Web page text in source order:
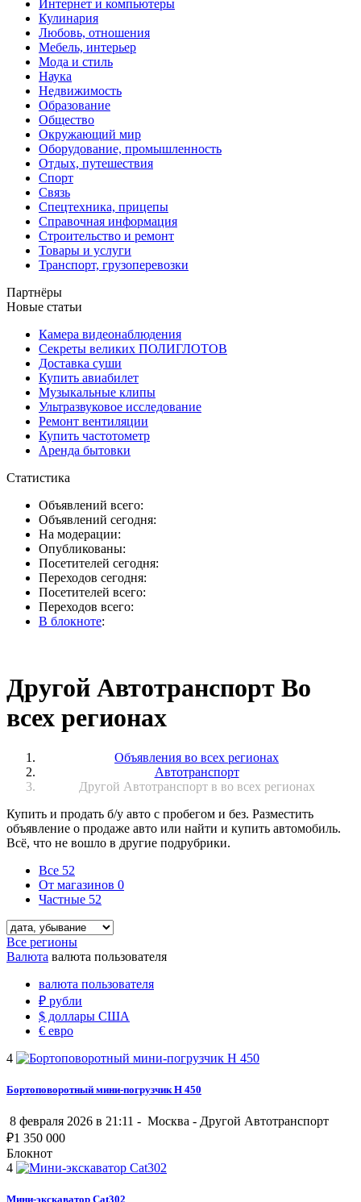
Интернет и компьютеры
Кулинария
Любовь, отношения
Мебель, интерьер
Мода и стиль
Наука
Недвижимость
Образование
Общество
Окружающий мир
Оборудование, промышленность
Отдых, путешествия
Спорт
Связь
Спецтехника, прицепы
Справочная информация
Строительство и ремонт
Товары и услуги
Транспорт, грузоперевозки
Партнёры
Новые статьи
Камера видеонаблюдения
Секреты великих ПОЛИГЛОТОВ
Доставка суши
Купить авиабилет
Музыкальные клипы
Ультразвуковое исследование
Ремонт вентиляции
Купить частотометр
Аренда бытовки
Статистика
Объявлений всего:
Объявлений сегодня:
На модерации:
Опубликованы:
Посетителей сегодня:
Переходов сегодня:
Посетителей всего:
Переходов всего:
В блокноте:
Другой Автотранспорт Во
всех регионах
Объявления во всех регионах
Автотранспорт
Другой Автотранспорт в во всех регионах
Купить и продать б/у авто с пробегом и без. Разместить
объявление о продаже авто или найти и купить автомобиль.
Всё, что не вошло в другие подрубрики.
Все 52
От магазинов 0
Частные 52
Все регионы
Валюта валюта пользователя
валюта пользователя
₽ рубли
$ доллары США
€ евро
4
Бортоповоротный мини-погрузчик H 450
8 февраля 2026 в 21:11 - Москва - Другой Автотранспорт
₽1 350 000
Блокнот
4
Мини-экскаватор Cat302